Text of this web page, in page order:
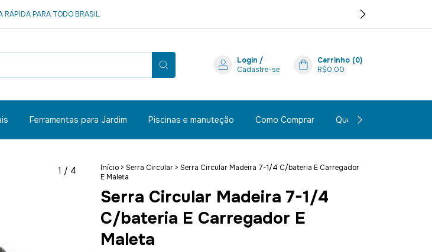
RÁPIDA PARA TODO BRASIL
Login /
Cadastre-se
Carrinho (0)
R$0,00
Ferramentas para Jardim Piscinas e manuteção Como Comprar Quem Somos
1 / 4 Início > Serra Circular > Serra Circular Madeira 7-1/4 C/bateria E Carregador
E Maleta
Serra Circular Madeira 7-1/4
C/bateria E Carregador E
Maleta